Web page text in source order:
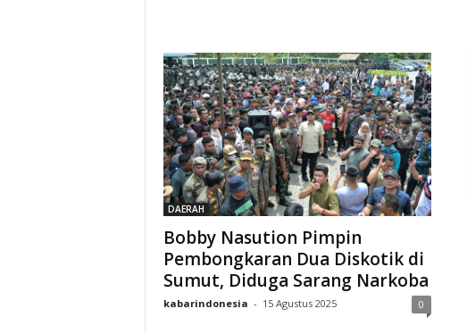
DAERAH
Bobby Nasution Pimpin
Pembongkaran Dua Diskotik di
Sumut, Diduga Sarang Narkoba
kabarindonesia - 15 Agustus 2025 0